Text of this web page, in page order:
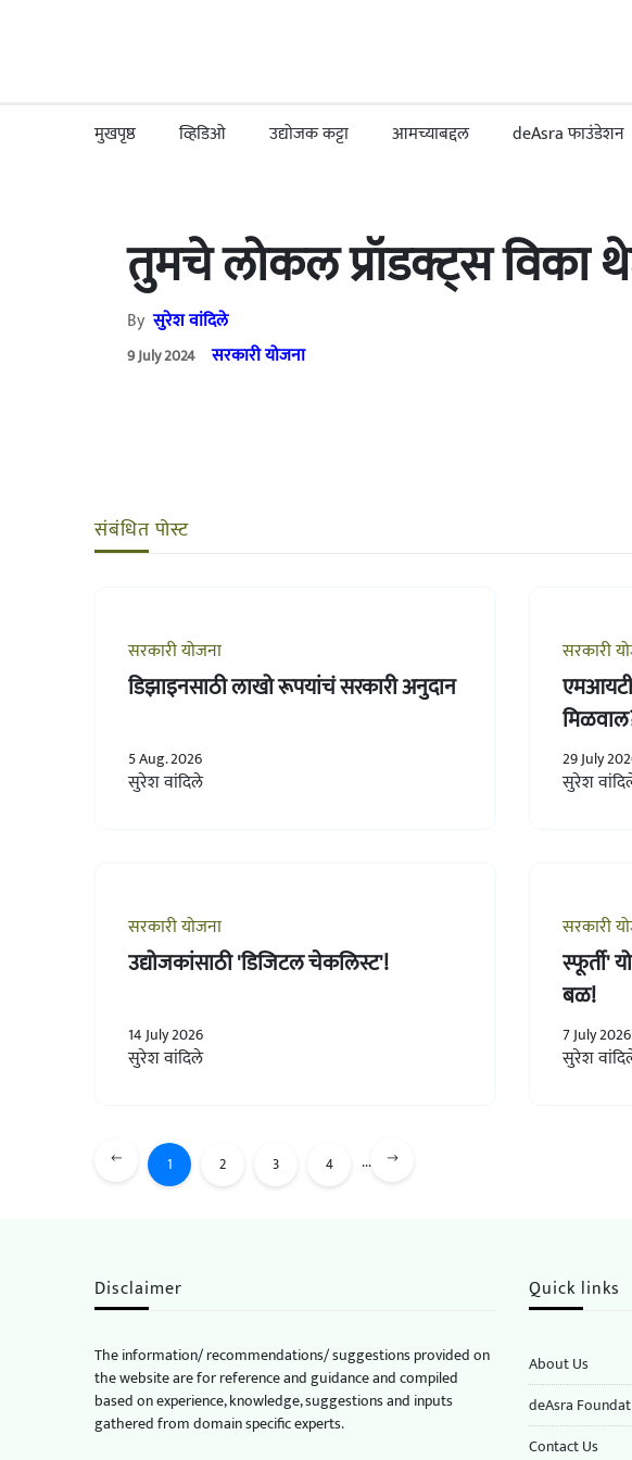
मुखपृष्ठ व्हिडिओ उद्योजक कट्टा आमच्याबद्दल deAsra फाउंडेशन
तुमचे लोकल प्रॉडक्ट्स विका
Byसुरेश वांदिले
9 July 2024 सरकारी योजना
संबंधित पोस्ट
सरकारी योजना
डिझाइनसाठी लाखो रूपयांचं सरकारी अनुदान
5 Aug. 2026
सुरेश वांदिले
सरकारी
29 July
सुरेश
सरकारी योजना
उद्योजकांसाठी 'डिजिटल चेकलिस्ट'!
14 July 2026
सुरेश वांदिले
सरकारी
स्फूर्ती' योजनेतून ३
बळ!
7 July 2026
सुरेश
1 2 3 4 ...
Disclaimer
The information/ recommendations/ suggestions provided on
the website are for reference and guidance and compiled
based on experience, knowledge, suggestions and inputs
gathered from domain specific experts.
Quick links
About Us
deAsra
​​Contact Us